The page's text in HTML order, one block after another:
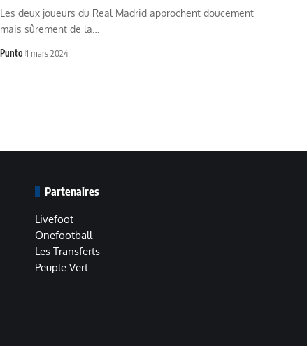
Les deux joueurs du Real Madrid approchent doucement
mais sûrement de la…
Punto 1 mars 2024
Partenaires
Livefoot
Onefootball
Les Transferts
Peuple Vert